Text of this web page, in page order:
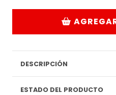
DESCRIPCIÓN
ESTADO DEL PRODUCTO